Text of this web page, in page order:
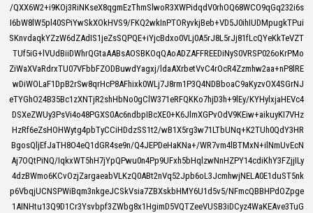
/QXX6W2+i9KOj3RiNKseX8qgmEzThmSlwoR3XWPidqdV0rhOQ68WCO9qGq232i6s
I6bW8lW5pl40SPiYwSkXOkHVS9/FKQ2wkInPTORyvkjBeb+VD5J0ihIUDMpugkTPui
SKnvdaqkYZzW6dZAdIS1jeZsSQPQE+iYjcBdxo0VLj0A5rJ8L5rJj81fLcQYeKkTeVZT
TUf5iG+lVUdBiiDWhrQGtaAABsAOSBKOqQAoADZAFFREEDiNyS0VRSP026oKrPMo
ZiWaXVaRdrxTU07VFbbFZODBuwdYagxj/ldaAXrbetVvC4rOcR4Zzmhw2aa+nP8lRE
wDiWOLaF1DpB2rSw8qrHcP8AFhixk0WLj7J8rm1P3Q4NDBboaC9aKyzvOX4SGrNJ
eTYGhO24B35Bc1zXNTjR2shHbNo0gClW371eRFQKKo7hjD3h+9lEy/KYHylxjaHEVc4
DSXeZWUy3PsVi4o48PGXS0Ac6ndbpIBcXE0+K6JlmXGPvOdV9KEiw+aikuyKI7VHz
HzRf6eZsHOHWytg4pbTyCCiHDdzSS1t2/wB1X5rg3w71LTbUNq+K2TUh0QdY3HR
BgosQljEfJaTH8O4eQ1dGR4se9n/Q4JEPDeHaKNa+/WR7vm4lBTMxN+ilNmUvEcN
Aj7OQtPiNQ/IqkxWT5hH7jYpQPwu0n4Pp9UFxh5bHqlzwNnHZPY14cdiKhY3FZjjILy
4dzBWmo6KCvOzjZargaeabVLKzQ0ABt2nVq52Jpb6oL3JcmhwjNELA0E1duST5nk
p6VbqjUCNSPWiBqm3nkgeJCSkVsia7ZBXskbHMY6U1d5v5/NFmcQBBHPdOZpge
1AINHtu13Q9D1Cr3Ysvbpf3ZWbg8x1HgimD5VQTZeeVUSB3iDCyz4WaKEAve3TuG